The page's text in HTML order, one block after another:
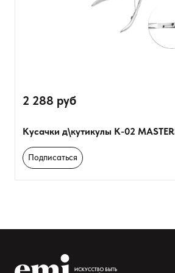
2 288 руб
Кусачки д\кутикулы К-02
Подписаться